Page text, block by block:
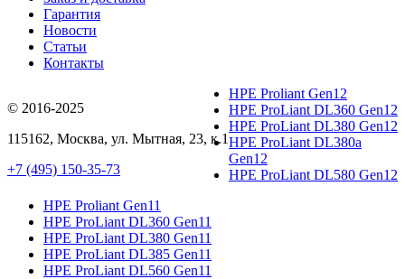
Гарантия
Новости
Статьи
Контакты
© 2016-2025
115162, Москва, ул. Мытная, 23, к.1
+7 (495) 150-35-73
HPE Proliant Gen12
HPE ProLiant DL360 Gen12
HPE ProLiant DL380 Gen12
HPE ProLiant DL380a
Gen12
HPE ProLiant DL580 Gen12
HPE Proliant Gen11
HPE ProLiant DL360 Gen11
HPE ProLiant DL380 Gen11
HPE ProLiant DL385 Gen11
HPE ProLiant DL560 Gen11